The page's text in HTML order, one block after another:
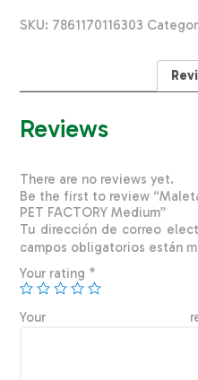
PET
SKU: 7861170116303
Reviews
There are no reviews yet.
Be the first to review
PET FACTORY Medium”
Tu dirección de correo
campos obligatorios están
Your rating *
Your